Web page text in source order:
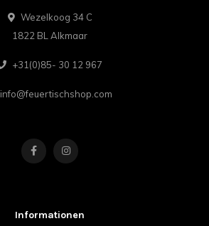
Wezelkoog 34 C
1822 BL Alkmaar
+31(0)85- 30 12 967
info@feuertischshop.com
Informationen